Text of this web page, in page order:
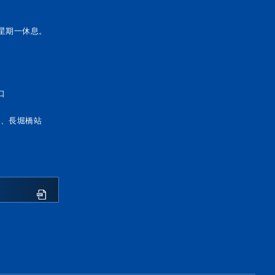
一休息。
長堀橋站